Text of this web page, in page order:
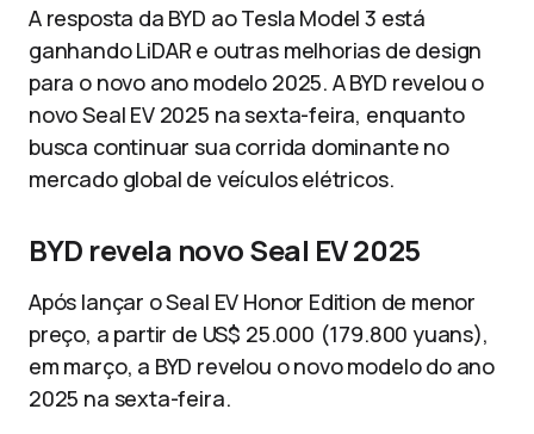
A resposta da BYD ao Tesla Model 3 está
ganhando LiDAR e outras melhorias de design
para o novo ano modelo 2025. A BYD revelou o
novo Seal EV 2025 na sexta-feira, enquanto
busca continuar sua corrida dominante no
mercado global de veículos elétricos.
BYD revela novo Seal EV 2025
Após lançar o Seal EV Honor Edition de menor
preço, a partir de US$ 25.000 (179.800 yuans),
em março, a BYD revelou o novo modelo do ano
2025 na sexta-feira.